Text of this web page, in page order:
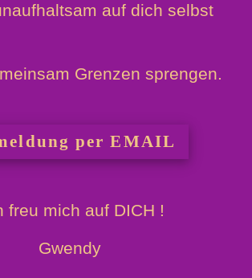
auf dich selbst
Grenzen sprengen.
per EMAIL
freu mich auf DICH !
Gwendy